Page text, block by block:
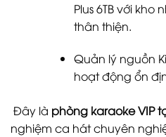
Plus 6TB với
thân thiện.
Quản lý nguồn
hoạt động ổn
Đây là phòng karaoke VIP
nghiệm ca hát chuyên